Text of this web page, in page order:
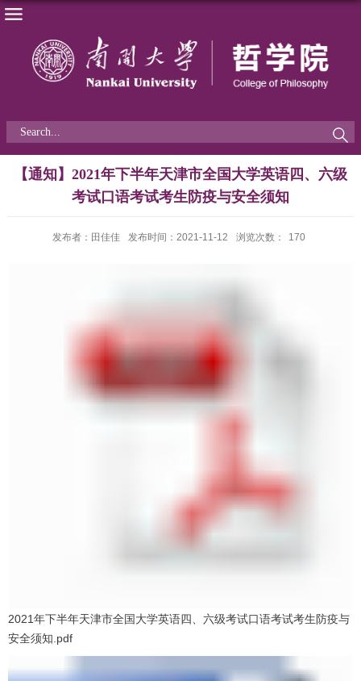
【通知】2021年下半年天津市全国大学英语四、六级
考试口语考试考生防疫与安全须知
发布者：田佳佳 发布时间：2021-11-12 浏览次数： 170
2021年下半年天津市全国大学英语四、六级考试口语考试考生防疫与
安全须知.pdf